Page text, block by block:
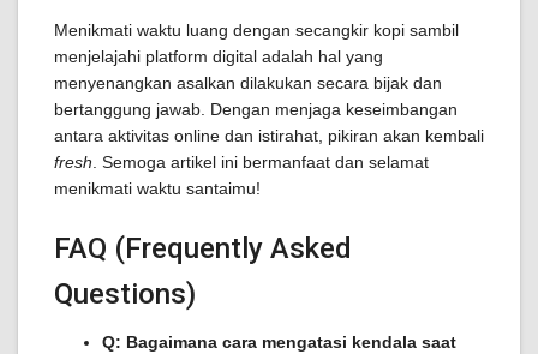
Menikmati waktu luang dengan secangkir kopi sambil
menjelajahi platform digital adalah hal yang
menyenangkan asalkan dilakukan secara bijak dan
bertanggung jawab. Dengan menjaga keseimbangan
antara aktivitas online dan istirahat, pikiran akan kembali
fresh . Semoga artikel ini bermanfaat dan selamat
menikmati waktu santaimu!
FAQ (Frequently Asked
Questions)
Q: Bagaimana cara mengatasi kendala saat